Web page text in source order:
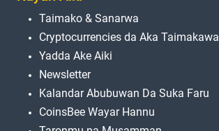
Taimako & Sanarwa
Cryptocurrencies da Aka Taimakawa
Yadda Ake Aiki
Newsletter
Kalandar Abubuwan Da Suka Faru
CoinsBee Wayar Hannu